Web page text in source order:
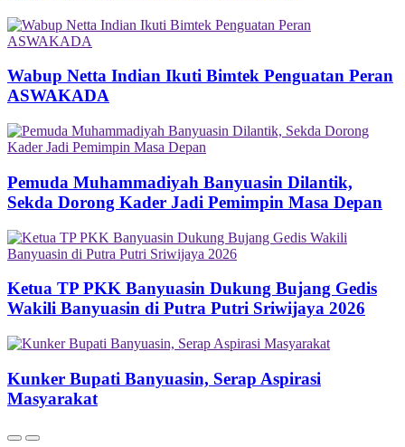
Wabup Netta Indian Ikuti Bimtek Penguatan Peran
ASWAKADA
Pemuda Muhammadiyah Banyuasin Dilantik,
Sekda Dorong Kader Jadi Pemimpin Masa Depan
Ketua TP PKK Banyuasin Dukung Bujang Gedis
Wakili Banyuasin di Putra Putri Sriwijaya 2026
Kunker Bupati Banyuasin, Serap Aspirasi
Masyarakat